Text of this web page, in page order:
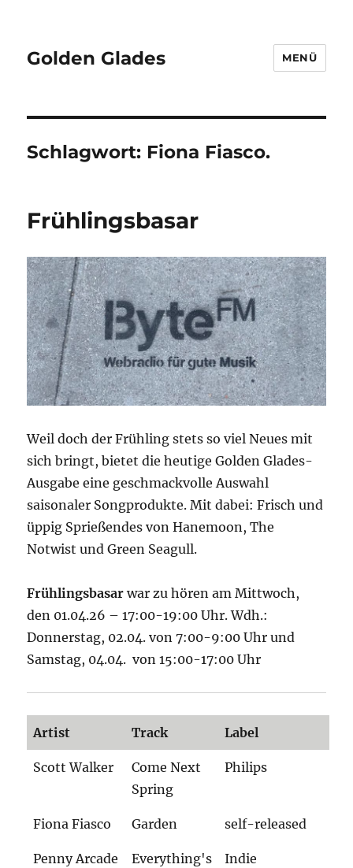
Golden Glades MENÜ
Schlagwort: Fiona Fiasco.
Frühlingsbasar
Weil doch der Frühling stets so viel Neues mit
sich bringt, bietet die heutige Golden Glades-
Ausgabe eine geschmackvolle Auswahl
saisonaler Songprodukte. Mit dabei: Frisch und
üppig Sprießendes von Hanemoon, The
Notwist und Green Seagull.
Frühlingsbasarwar zu hören am Mittwoch,
den 01.04.26 – 17:00-19:00 Uhr. Wdh.:
Donnerstag, 02.04. von 7:00-9:00 Uhr und
Samstag, 04.04. von 15:00-17:00 Uhr
Artist Track Label
Scott Walker
Come Next
Spring
Philips
Fiona Fiasco Garden self-released
Penny Arcade
Everything's
Indie